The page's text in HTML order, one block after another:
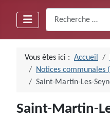
Vous êtes ici : Accueil
Notices communales
Saint-Martin-Les-
Saint-Martin-